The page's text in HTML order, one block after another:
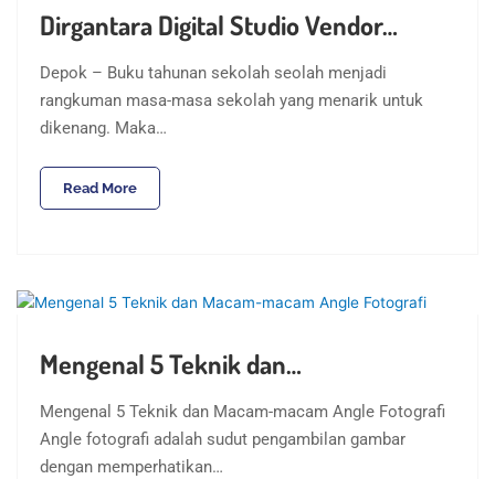
Dirgantara Digital Studio Vendor…
Depok – Buku tahunan sekolah seolah menjadi
rangkuman masa-masa sekolah yang menarik untuk
dikenang. Maka…
Read More
Mengenal 5 Teknik dan…
Mengenal 5 Teknik dan Macam-macam Angle Fotografi
Angle fotografi adalah sudut pengambilan gambar
dengan memperhatikan…